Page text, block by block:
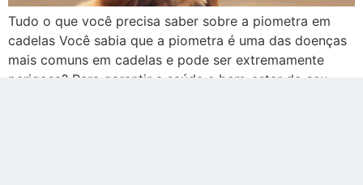
Tudo o que você precisa saber sobre a piometra em
cadelas Você sabia que a piometra é uma das doenças
mais comuns em cadelas e pode ser extremamente
perigosa? Para garantir a saúde e bem-estar do seu